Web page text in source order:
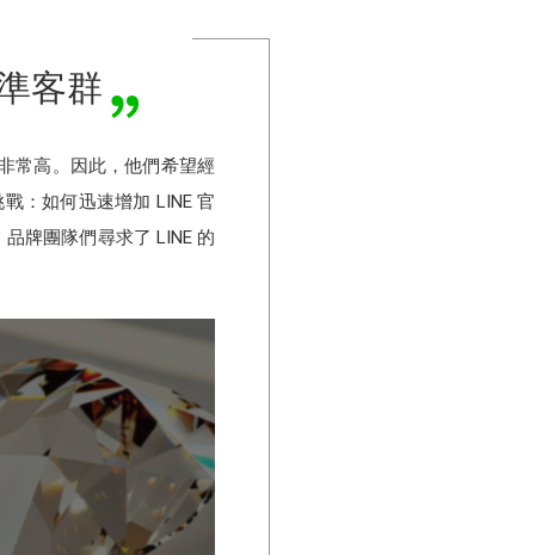
客群
常高。因此，他們希望經
：如何迅速增加 LINE 官
牌團隊們尋求了 LINE 的